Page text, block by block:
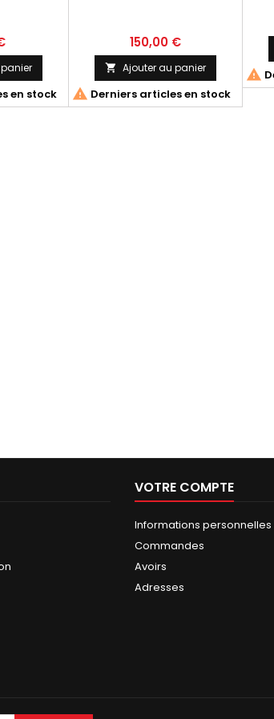
en stock
150,00 €
 Ajouter au panier
 Derniers articles en stock

VOTRE COMPTE
Informations personnelles
Commandes
Avoirs
Adresses